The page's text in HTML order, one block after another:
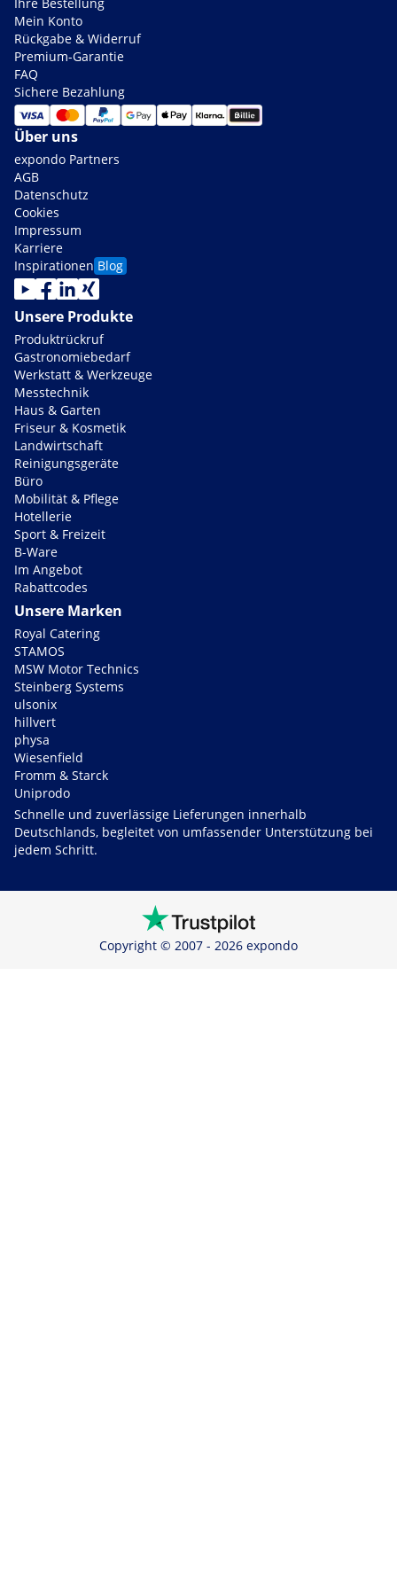
Ihre Bestellung
Mein Konto
Rückgabe & Widerruf
Premium-Garantie
FAQ
Sichere Bezahlung
Über uns
expondo Partners
AGB
Datenschutz
Cookies
Impressum
Karriere
Inspirationen Blog
Unsere Produkte
Produktrückruf
Gastronomiebedarf
Werkstatt & Werkzeuge
Messtechnik
Haus & Garten
Friseur & Kosmetik
Landwirtschaft
Reinigungsgeräte
Büro
Mobilität & Pflege
Hotellerie
Sport & Freizeit
B-Ware
Im Angebot
Rabattcodes
Unsere Marken
Royal Catering
STAMOS
MSW Motor Technics
Steinberg Systems
ulsonix
hillvert
physa
Wiesenfield
Fromm & Starck
Uniprodo
Schnelle und zuverlässige Lieferungen innerhalb
Deutschlands, begleitet von umfassender Unterstützung bei
jedem Schritt.
Copyright © 2007 - 2026 expondo